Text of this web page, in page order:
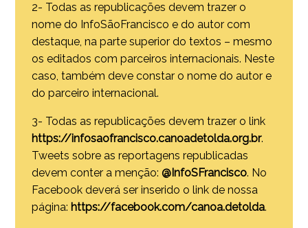
2- Todas as republicações devem trazer o
nome do InfoSãoFrancisco e do autor com
destaque, na parte superior do textos – mesmo
os editados com parceiros internacionais. Neste
caso, também deve constar o nome do autor e
do parceiro internacional.
3- Todas as republicações devem trazer o link
https://infosaofrancisco.canoadetolda.org.br.
Tweets sobre as reportagens republicadas
devem conter a menção:@InfoSFrancisco. No
Facebook deverá ser inserido o link de nossa
página: https://facebook.com/canoa.detolda.